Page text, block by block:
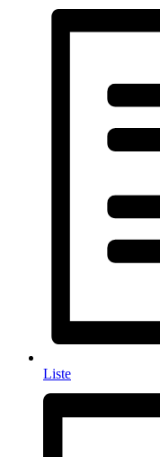
Liste